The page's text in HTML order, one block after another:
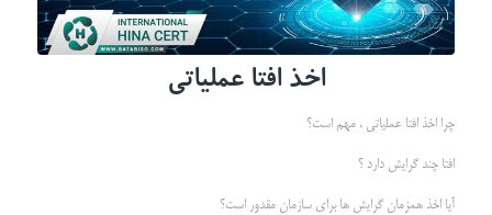
اخذ افتا عملیاتی
چرا اخذ افتا عملیاتی ، مهم است؟
افتا چند گرایش دارد ؟
آیا اخذ همزمان گرایش ها برای سازمان مقدور است؟